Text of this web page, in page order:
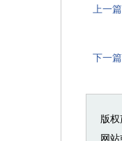
上一篇
下一篇
版
网